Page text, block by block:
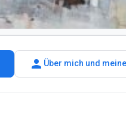
person Über mich und